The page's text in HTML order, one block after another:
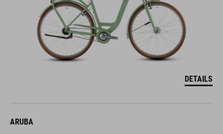
DETAILS
ARUBA